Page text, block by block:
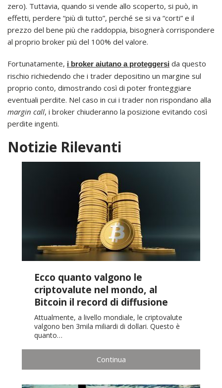
zero). Tuttavia, quando si vende allo scoperto, si può, in
effetti, perdere “più di tutto”, perché se si va “corti” e il
prezzo del bene più che raddoppia, bisognerà corrispondere
al proprio broker più del 100% del valore.
Fortunatamente, i broker aiutano a proteggersi da questo
rischio richiedendo che i trader depositino un margine sul
proprio conto, dimostrando così di poter fronteggiare
eventuali perdite. Nel caso in cui i trader non rispondano alla
margin call, i broker chiuderanno la posizione evitando così
perdite ingenti.
Notizie Rilevanti
Ecco quanto valgono le
criptovalute nel mondo, al
Bitcoin il record di diffusione
Attualmente, a livello mondiale, le criptovalute
valgono ben 3mila miliardi di dollari. Questo è
quanto…
Continua